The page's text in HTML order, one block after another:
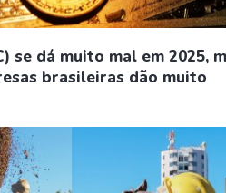
se dá muito mal em 2025,
brasileiras dão muito